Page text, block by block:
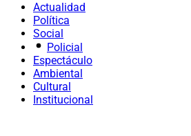
Actualidad
Política
Social
Policial
Espectáculo
Ambiental
Cultural
Institucional